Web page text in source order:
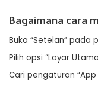
Bagaimana cara
Buka “Setelan” pada
Pilih opsi “Layar
Cari pengaturan